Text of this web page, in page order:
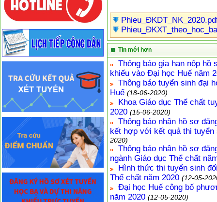
Tin mới hơn
Thông báo gia hạn nộp
khiếu vào Đại học Huế năm
Thông báo tuyển sinh đại
Huế (18-06-2020)
Khoa Giáo dục Thể chất
2020 (15-06-2020)
Thông báo nhận hồ sơ
kết hợp với kết quả thi tuyển
2020)
Thông báo nhận hồ sơ
ngành Giáo dục Thể chất
Hình thức thi tuyển sinh
Thể chất năm 2020 (12-05-
Đại học Huế công bố
năm 2020 (12-05-2020)